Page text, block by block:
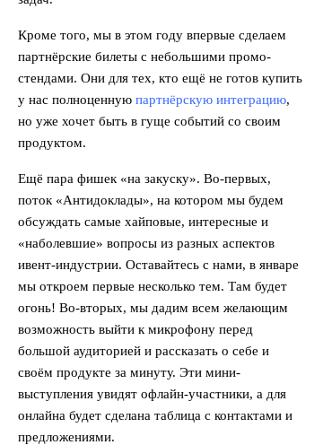
Кроме того, мы в этом году впервые сделаем
партнёрские билеты с небольшими промо-
стендами. Они для тех, кто ещё не готов купить
у нас полноценную партнёрскую интеграцию,
но уже хочет быть в гуще событий со своим
продуктом.
Ещё пара фишек «на закуску». Во-первых,
поток «Антидоклады», на котором мы будем
обсуждать самые хайповые, интересные и
«наболевшие» вопросы из разных аспектов
ивент-индустрии. Оставайтесь с нами, в январе
мы откроем первые несколько тем. Там будет
огонь! Во-вторых, мы дадим всем желающим
возможность выйти к микрофону перед
большой аудиторией и рассказать о себе и
своём продукте за минуту. Эти мини-
выступления увидят офлайн-участники, а для
онлайна будет сделана таблица с контактами и
предложениями.